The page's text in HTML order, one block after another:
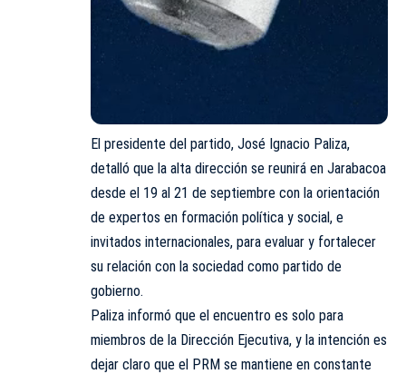
El presidente del partido, José Ignacio Paliza,
detalló que la alta dirección se reunirá en Jarabacoa
desde el 19 al 21 de septiembre con la orientación
de expertos en formación política y social, e
invitados internacionales, para evaluar y fortalecer
su relación con la sociedad como partido de
gobierno.
Paliza informó que el encuentro es solo para
miembros de la Dirección Ejecutiva, y la intención es
dejar claro que el PRM se mantiene en constante